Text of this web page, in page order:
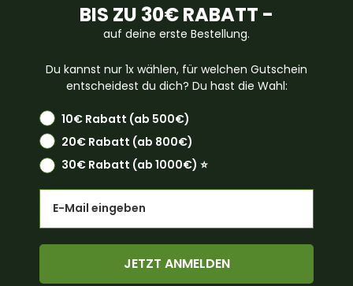
BIS ZU 30€ RABATT -
auf deine erste Bestellung.
Du kannst nur 1x wählen, für welchen Gutschein
entscheidest du dich? Du hast die Wahl:
10€ Rabatt (ab 500€)
20€ Rabatt (ab 800€)
30€ Rabatt (ab 1000€) ⭐️
JETZT ANMELDEN